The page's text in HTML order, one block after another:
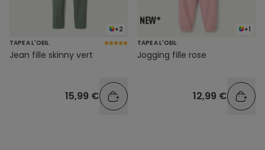
+2
TAPE A L'OEIL
Jean fille skinny vert
15,99 €
+1
TAPE A L'OEIL
Jogging fille rose
12,99 €